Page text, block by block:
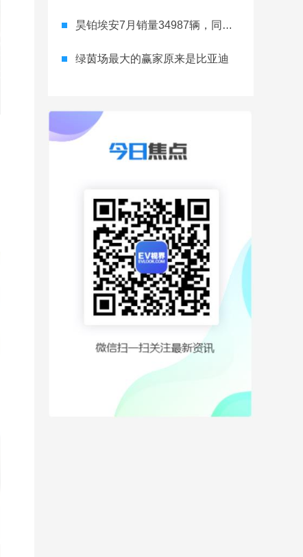
昊铂埃安7月销量34987辆，同比增长31.74%，全新Ray系列蓄势待发
绿茵场最大的赢家原来是比亚迪